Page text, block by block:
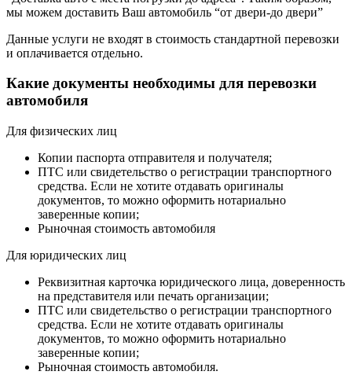
мы можем доставить Ваш автомобиль “от двери-до двери”
Данные услуги не входят в стоимость стандартной перевозки
и оплачивается отдельно.
Какие документы необходимы для перевозки
автомобиля
Для физических лиц
Копии паспорта отправителя и получателя;
ПТС или свидетельство о регистрации транспортного
средства. Если не хотите отдавать оригиналы
документов, то можно оформить нотариально
заверенные копии;
Рыночная стоимость автомобиля
Для юридических лиц
Реквизитная карточка юридического лица, доверенность
на представителя или печать организации;
ПТС или свидетельство о регистрации транспортного
средства. Если не хотите отдавать оригиналы
документов, то можно оформить нотариально
заверенные копии;
Рыночная стоимость автомобиля.